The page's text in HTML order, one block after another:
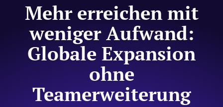
Mehr erreichen mit
weniger Aufwand:
Globale Expansion
ohne
Teamerweiterung